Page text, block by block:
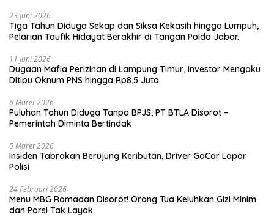
23 Juni 2026
Tiga Tahun Diduga Sekap dan Siksa Kekasih hingga Lumpuh,
Pelarian Taufik Hidayat Berakhir di Tangan Polda Jabar.
11 Juni 2026
Dugaan Mafia Perizinan di Lampung Timur, Investor Mengaku
Ditipu Oknum PNS hingga Rp8,5 Juta
6 Maret 2026
Puluhan Tahun Diduga Tanpa BPJS, PT BTLA Disorot –
Pemerintah Diminta Bertindak
5 Maret 2026
Insiden Tabrakan Berujung Keributan, Driver GoCar Lapor
Polisi
24 Februari 2026
Menu MBG Ramadan Disorot! Orang Tua Keluhkan Gizi Minim
dan Porsi Tak Layak